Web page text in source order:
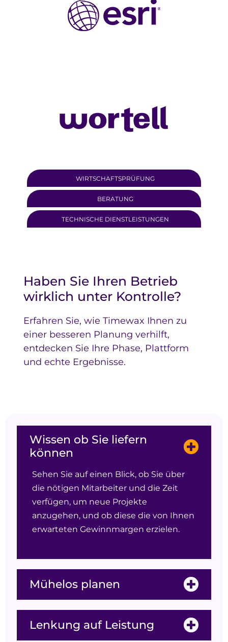
WIRTSCHAFTSPRÜFUNG
BERATUNG
TECHNISCHE DIENSTLEISTUNGEN
Haben Sie Ihren Betrieb
wirklich unter Kontrolle?
Erfahren Sie, wie Timewax Ihnen zu
einer besseren Planung verhilft,
entdecken Sie Ihre Phase, Plattform
und echte Ergebnisse.
Wissen ob Sie liefern
können
Sehen Sie auf einen Blick, ob Sie über
die nötigen Mitarbeiter und die Zeit
verfügen, um neue Projekte
anzugehen, und ob diese die von Ihnen
erwarteten Gewinnmargen erzielen.
Mühelos planen
Lenkung auf Leistung